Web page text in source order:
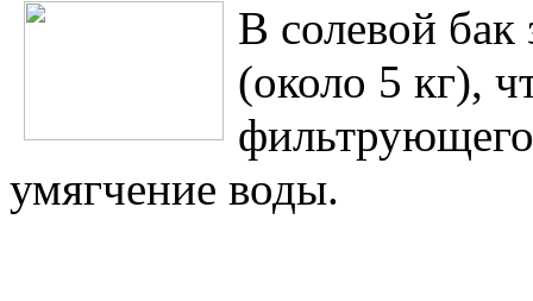
В солевой бак
(около 5 кг),
фильтрующего
умягчение воды.